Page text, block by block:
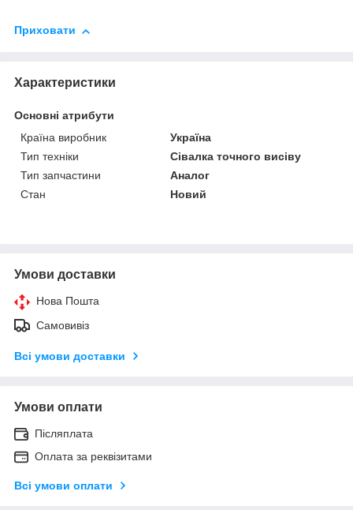
Приховати
Характеристики
Основні атрибути
Країна виробник
Україна
Тип техніки
Сівалка точного висіву
Тип запчастини
Аналог
Стан
Новий
Умови доставки
Нова Пошта
Самовивіз
Всі умови доставки
Умови оплати
Післяплата
Оплата за реквізитами
Всі умови оплати